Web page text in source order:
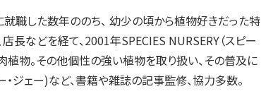
職した数年ののち、 幼少の頃から植物好きだった特
長などを経て、2001年SPECIES NURSERY（スピー
植物。その他個性の強い植物を取り扱い、その普及に
・ジェー)など、書籍や雑誌の記事監修、協力多数。